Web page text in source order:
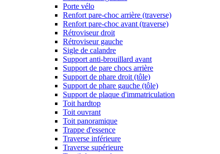
Porte vélo
Renfort pare-choc arrière (traverse)
Renfort pare-choc avant (traverse)
Rétroviseur droit
Rétroviseur gauche
Sigle de calandre
Support anti-brouillard avant
Support de pare chocs arrière
Support de phare droit (tôle)
Support de phare gauche (tôle)
Support de plaque d'immatriculation
Toit hardtop
Toit ouvrant
Toit panoramique
Trappe d'essence
Traverse inférieure
Traverse supérieure